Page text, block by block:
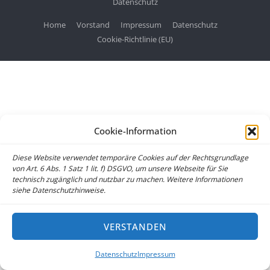
Cookie-Information
Diese Website verwendet temporäre Cookies auf der Rechtsgrundlage
von Art. 6 Abs. 1 Satz 1 lit. f) DSGVO, um unsere Webseite für Sie
technisch zugänglich und nutzbar zu machen. Weitere Informationen
siehe Datenschutzhinweise.
VERSTANDEN
DatenschutzImpressum
Home Vorstand Impressum
Datenschutz
Cookie-Richtlinie (EU)